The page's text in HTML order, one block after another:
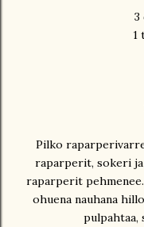
3
1
Pilko
raparperit, sokeri
raparperit
ohuena nauhana
pulpahtaa,